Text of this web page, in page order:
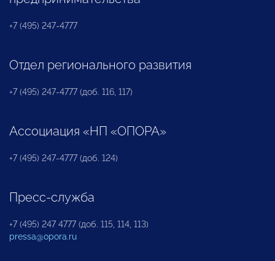
+7 (495) 247-4777
Отдел регионального развития
+7 (495) 247-4777 (доб. 116, 117)
Ассоциация «НП «ОПОРА»
+7 (495) 247-4777 (доб. 124)
Пресс-служба
+7 (495) 247 4777 (доб. 115, 114, 113)
pressa@opora.ru